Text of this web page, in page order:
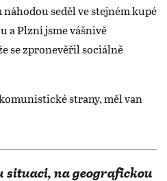
seděl ve stejném kupé
a Plzní jsme vášnivě
se zpronevěřil sociálně
strany, měl van
situaci, na geografickou